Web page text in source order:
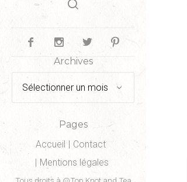
Archives
Archives
Pages
Accueil
Contact
Mentions légales